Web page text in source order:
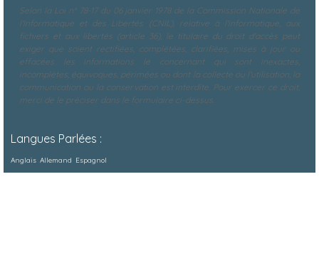
Selon la Loi n° 78-17 du 06 janvier 1978 de la Commission Nationale de
l'Informatique et des Libertés (CNIL), relative à l'informatique, aux
fichiers et aux libertés (article 36), le titulaire du droit d'accès peut
exiger que soient rectifiées, complétées, clarifiées, mises à jour ou
effacées les informations le concernant qui sont inexactes,
incomplètes, équivoques, périmées ou dont la collecte ou l'utilisation, la
communication ou la conservation est interdite. Pour exercer ce droit,
merci de le préciser dans le formulaire ci-dessus.
Langues Parlées :
Anglais Allemand Espagnol